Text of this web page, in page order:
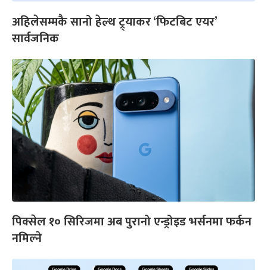
अहिलेसम्मकै सानो हेल्थ ट्र्याकर ‘फिटबिट एयर’
सार्वजनिक
पिक्सेल १० सिरिजमा अब पुरानो एन्ड्रोइड भर्सनमा फर्कन
नमिल्ने